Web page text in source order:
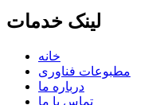
لینک خدمات
خانه
مطبوعات فناوری
درباره ما
تماس با ما